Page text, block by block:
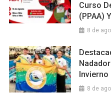
Curso
(PPAA)
8 de
Invierno
8 de